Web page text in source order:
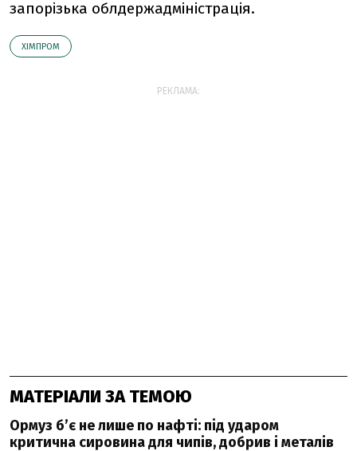
запорізька облдержадміністрація.
ХІМПРОМ
РЕКЛАМА:
МАТЕРІАЛИ ЗА ТЕМОЮ
Ормуз б’є не лише по нафті: під ударом
критична сировина для чипів, добрив і металів